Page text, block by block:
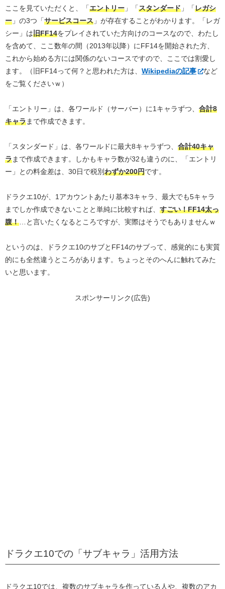
ここを見ていただくと、「エントリー 」「スタンダード 」「レガシ
ー 」の3つ「サービスコース 」が存在することがわかります。「レガ
シー」は旧FF14をプレイされていた方向けのコースなので、わたし
を含めて、ここ数年の間（2013年以降）にFF14を開始された方、
これから始める方には関係のないコースですので、ここでは割愛し
ます。（旧FF14って何？と思われた方は、 Wikipediaの記事
など
をご覧くださいｗ）
「エントリー」は、各ワールド（サーバー）に1キャラずつ、 合計8
キャラまで作成できます。
「スタンダード」は、各ワールドに最大8キャラずつ、 合計40キャ
ラまで作成できます。しかもキャラ数が32も違うのに、「エントリ
ー」との料金差は、30日で税別わずか200円です。
ドラクエ10が、1アカウントあたり基本3キャラ、最大でも5キャラ
までしか作成できないことと単純に比較すれば、 すごい！FF14太っ
腹！…と言いたくなるところですが、実際はそうでもありませんｗ
というのは、ドラクエ10のサブとFF14のサブって、感覚的にも実質
的にも全然違うところがあります。ちょっとそのへんに触れてみた
いと思います。
スポンサーリンク(広告)
ドラクエ10での「サブキャラ」活用方法
ドラクエ10では、複数のサブキャラを作っている人や、複数のアカ